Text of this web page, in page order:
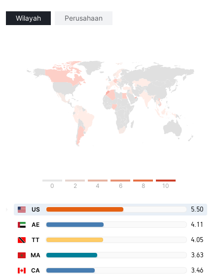
Wilayah Perusahaan
0 2 4 6 8 10
US 5.50
AE 4.11
TT 4.05
MA 3.63
CA 3.46